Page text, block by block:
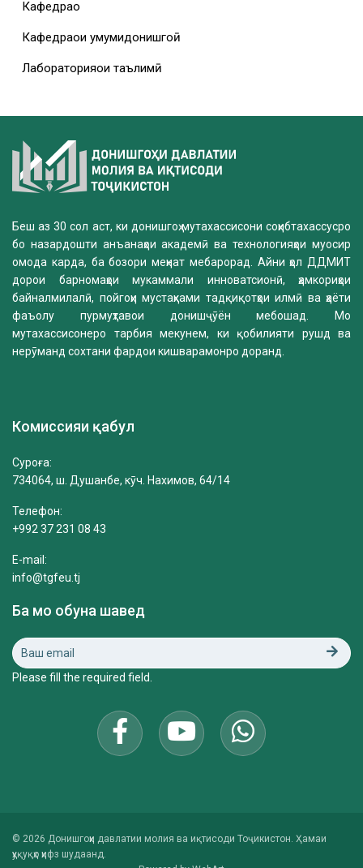
Кафедраҳо
Кафедраҳои умумидонишгоҳӣ
Лабораторияҳои таълимӣ
Беш аз 30 сол аст, ки донишгоҳ мутахассисони соҳибтахассусро
бо назардошти анъанаҳои академӣ ва технологияҳои муосир
омода карда, ба бозори меҳнат мебарорад. Айни ҳол ДДМИТ
дорои барномаҳои мукаммали инноватсионӣ, ҳамкориҳои
байналмилалӣ, пойгоҳи мустаҳками тадқиқотҳои илмӣ ва ҳаёти
фаъолу пурмуҳтавои донишҷӯён мебошад. Мо
мутахассисонеро тарбия мекунем, ки қобилияти рушд ва
нерӯманд сохтани фардои кишварамонро доранд.
Комиссияи қабул
Суроға:
734064, ш. Душанбе, кӯч. Нахимов, 64/14
Телефон:
+992 37 231 08 43
E-mail:
info@tgfeu.tj
Ба мо обуна шавед
Please fill the required field.
© 2026 Донишгоҳи давлатии молия ва иқтисоди Тоҷикистон. Ҳамаи
ҳуқуқҳо ҳифз шудаанд.